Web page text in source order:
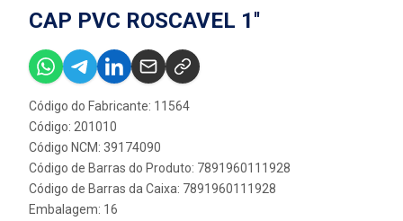
CAP PVC ROSCAVEL 1''
Código do Fabricante: 11564
Código: 201010
Código NCM: 39174090
Código de Barras do Produto: 7891960111928
Código de Barras da Caixa: 7891960111928
Embalagem: 16